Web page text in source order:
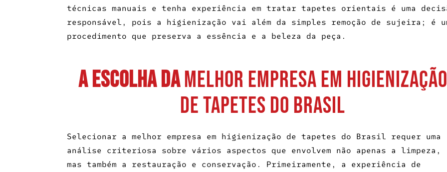
técnicas manuais e tenha experiência em tratar tapetes orientais é uma
responsável, pois a higienização vai além da simples remoção de sujeira; é
procedimento que preserva a essência e a beleza da peça.
A Escolha daMelhor Empresa em Higienização
de Tapetes do Brasil
Selecionar amelhor empresa em higienização de tapetes do Brasil requer uma
análise criteriosa sobre vários aspectos que envolvem não apenas a limpeza,
mas também a restauração e conservação. Primeiramente, a experiência de